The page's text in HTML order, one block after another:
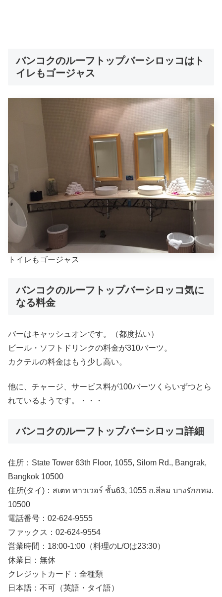
バンコクのルーフトップバーシロッコはト
イレもゴージャス
トイレもゴージャス
バンコクのルーフトップバーシロッコ気に
なる料金
バーはキャッシュオンです。（都度払い）
ビール・ソフトドリンクの料金が310バーツ。
カクテルの料金はもう少し高い。
他に、チャージ、サービス料が100バーツくらいずつとら
れているようです。・・・
バンコクのルーフトップバーシロッコ詳細
住所：State Tower 63th Floor, 1055, Silom Rd., Bangrak,
Bangkok 10500
住所(タイ)：สเตท ทาวเวอร์ ชั้น63, 1055 ถ.สีลม บางรักกทม.
10500
電話番号：02-624-9555
ファックス：02-624-9554
営業時間：18:00-1:00（料理のL/Oは23:30）
休業日：無休
クレジットカード：全種類
日本語：不可（英語・タイ語）